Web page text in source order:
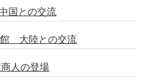
国との交流
大陸との交流
人の登場